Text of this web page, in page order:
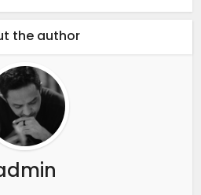
the author